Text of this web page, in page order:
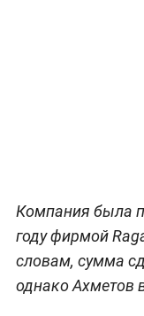
Компания была
году фирмой
словам, сумма
однако Ахметов